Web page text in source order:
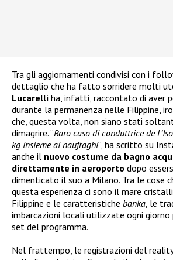
Tra gli aggiornamenti condivisi con i
dettaglio che ha fatto sorridere molti
Lucarelli ha, infatti, raccontato di aver
durante la permanenza nelle Filippine,
che, questa volta, non siano stati
dimagrire. “Raro caso di conduttrice de
kg insieme ai naufraghi“, ha scritto su
anche il nuovo costume da bagno
direttamente in aeroporto dopo
dimenticato il suo a Milano. Tra le cose
questa esperienza ci sono il mare
Filippine e le caratteristiche banka, le
imbarcazioni locali utilizzate ogni giorno
set del programma.
Nel frattempo, le registrazioni del